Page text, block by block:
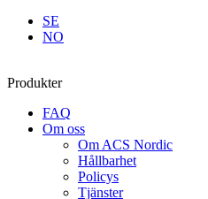
SE
NO
Produkter
FAQ
Om oss
Om ACS Nordic
Hållbarhet
Policys
Tjänster